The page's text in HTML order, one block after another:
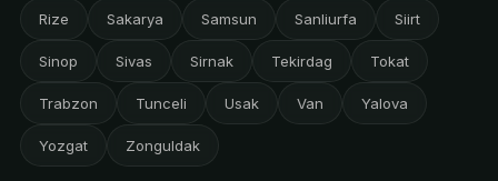
Rize Sakarya Samsun Sanliurfa Siirt
Sinop Sivas Sirnak Tekirdag Tokat
Trabzon Tunceli Usak Van Yalova
Yozgat Zonguldak